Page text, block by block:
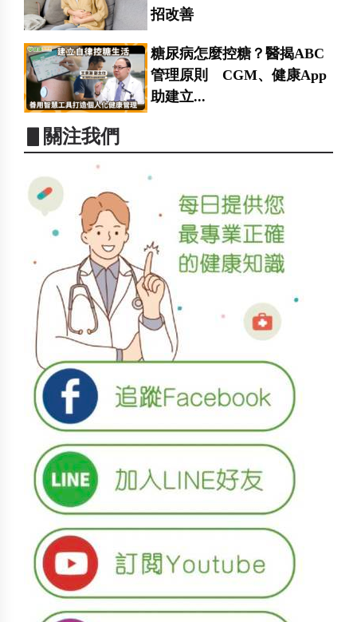
招改善
糖尿病怎麼控糖？醫揭ABC
管理原則 CGM、健康App
助建立...
▋關注我們